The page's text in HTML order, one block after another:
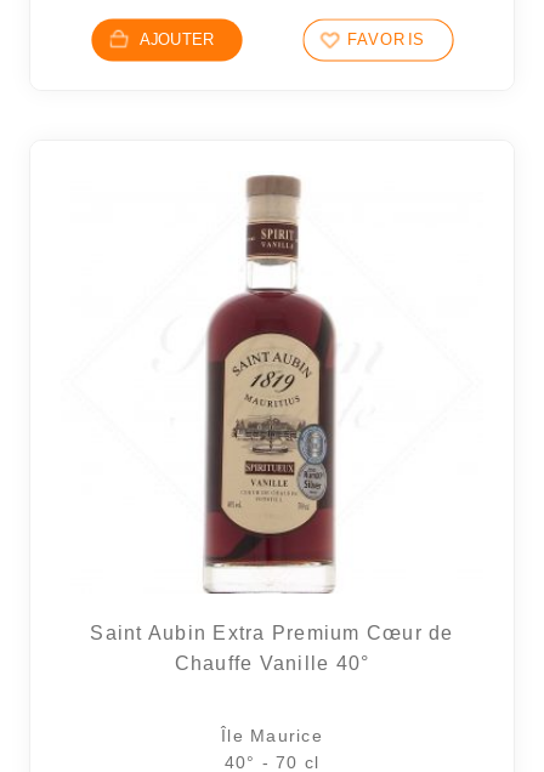
AJOUTER FAVORIS
Saint Aubin Extra Premium Cœur de
Chauffe Vanille 40°
Île Maurice
40° - 70 cl